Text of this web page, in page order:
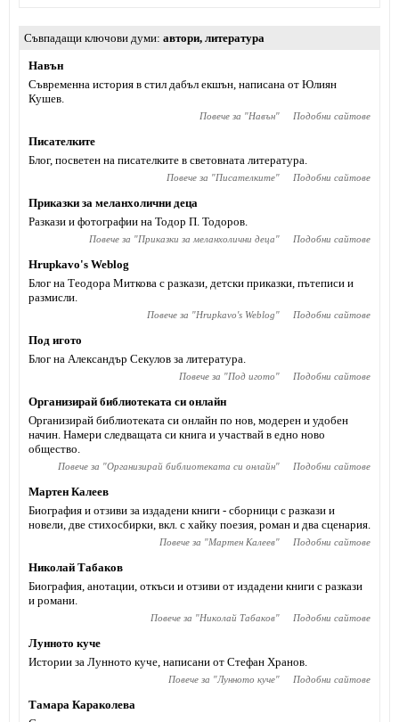
Съвпадащи ключови думи автори, литература
Навън
Съвременна история в стил дабъл екшън, написана от Юлиян
Кушев.
Повече за "Навън" Подобни сайтове
Писателките
Блог, посветен на писателките в световната литература.
Повече за "Писателките" Подобни сайтове
Приказки за меланхолични деца
Разкази и фотографии на Тодор П. Тодоров.
Повече за "Приказки за меланхолични деца" Подобни сайтове
Hrupkavo's Weblog
Блог на Теодора Миткова с разкази, детски приказки, пътеписи и
размисли.
Повече за "Hrupkavo's Weblog" Подобни сайтове
Под игото
Блог на Александър Секулов за литература.
Повече за "Под игото" Подобни сайтове
Организирай библиотеката си онлайн
Организирай библиотеката си онлайн по нов, модерен и удобен
начин. Намери следващата си книга и участвай в едно ново
общество.
Повече за "Организирай библиотеката си онлайн" Подобни сайтове
Мартен Калеев
Биография и отзиви за издадени книги - сборници с разкази и
новели, две стихосбирки, вкл. с хайку поезия, роман и два сценария.
Повече за "Мартен Калеев" Подобни сайтове
Николай Табаков
Биография, анотации, откъси и отзиви от издадени книги с разкази
и романи.
Повече за "Николай Табаков" Подобни сайтове
Лунното куче
Истории за Лунното куче, написани от Стефан Хранов.
Повече за "Лунното куче" Подобни сайтове
Тамара Караколева